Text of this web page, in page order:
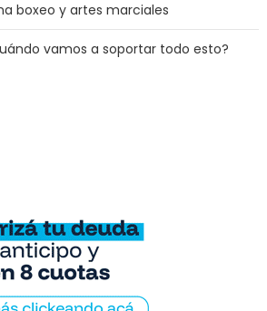
boxeo y artes marciales
vamos a soportar todo esto?